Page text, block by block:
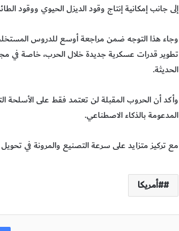
إلى جانب إمكانية إنتاج وقود الديزل الحيوي ووقود
وجاء هذا التوجه ضمن مراجعة أوسع للدروس
تطوير قدرات عسكرية جديدة خلال الحرب، خاصة في
الحديثة.
وأكد أن الحروب المقبلة لن تعتمد فقط على الأسلحة
المدعومة بالذكاء الاصطناعي.
مع تركيز متزايد على سرعة التصنيع والمرونة في
#أمريكا